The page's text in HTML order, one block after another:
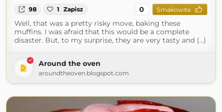
98 1 Zapisz 0 Smakowite
Well, that was a pretty risky move, baking these
muffins. I was afraid that this would be a complete
disaster. But, to my surprise, they are very tasty and (...)
Around the oven
aroundtheoven.blogspot.com